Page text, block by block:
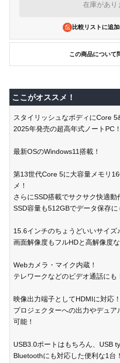
在庫があり
比較リストに追加
この商品について
ここがオススメ！
スタイリッシュなボディにCore
2025年発売の超高年式ノートPC！
最新OSのWindows11搭載！
第13世代Core 5に大容量メモリ
メ！
さらにSSD搭載でサクサク快適動
SSD容量も512GBでデータ保存に
15.6インチのちょうどいいサイズ♪
画面解像度もフルHDと高解像度
Webカメラ・マイク内蔵！
テレワークなどのビデオ通話にも
映像出力端子としてHDMIに対応！
プロジェクターへの出力やデュ
可能！
USB3.0ポートはもちろん、USB
Bluetoothにも対応した便利な1台！